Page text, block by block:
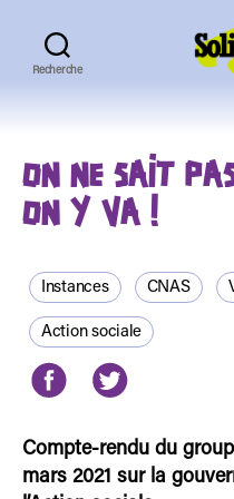
Recherche
ON NE SAIT
ON Y VA !
Instances CNAS
Action sociale
Compte-rendu du
mars 2021 sur la